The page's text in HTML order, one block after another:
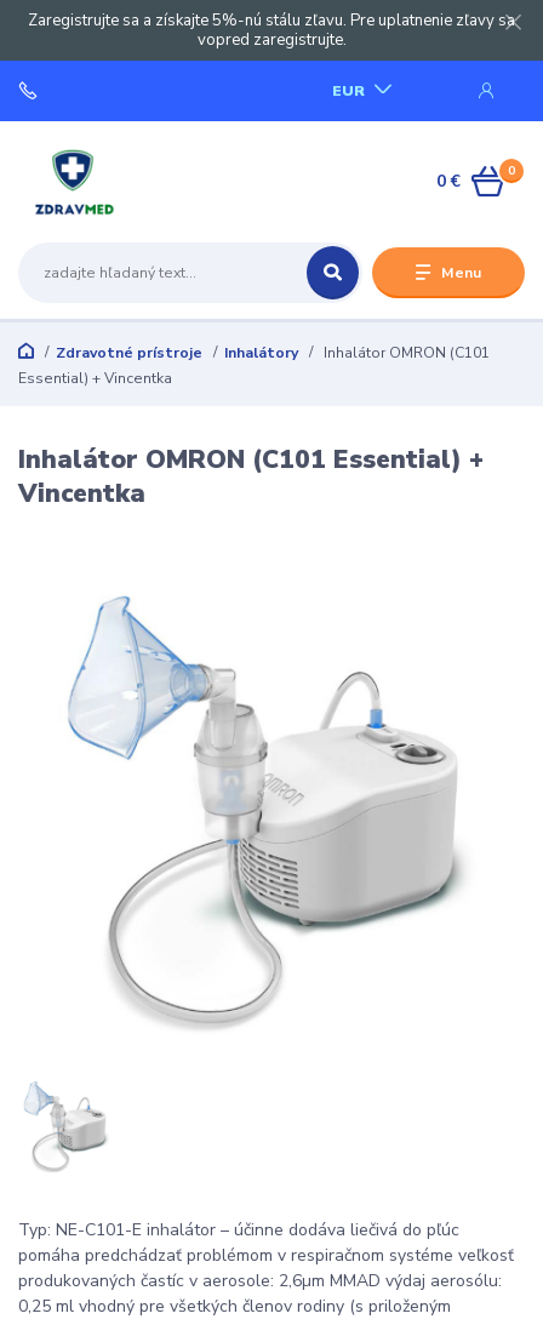
Zaregistrujte sa a získajte 5%-nú stálu zľavu. Pre uplatnenie zľavy sa
vopred zaregistrujte.
Menu
EUR
0
0 €
Zdravotné prístroje Inhalátory
Inhalátor OMRON (C101
Essential) + Vincentka
Inhalátor OMRON (C101 Essential) +
Vincentka
Typ: NE-C101-E inhalátor – účinne dodáva liečivá do pľúc
pomáha predchádzať problémom v respiračnom systéme veľkosť
produkovaných častíc v aerosole: 2,6µm MMAD výdaj aerosólu:
0,25 ml vhodný pre všetkých členov rodiny (s priloženým